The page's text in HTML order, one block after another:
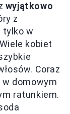
wyjątkowo
z
tylko w
kobiet
Coraz
domowym
ratunkiem.